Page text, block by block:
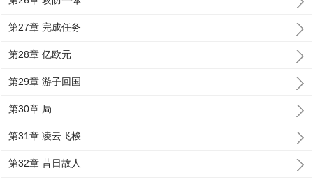
第27章 完成任务
第28章 亿欧元
第29章 游子回国
第30章 局
第31章 凌云飞梭
第32章 昔日故人